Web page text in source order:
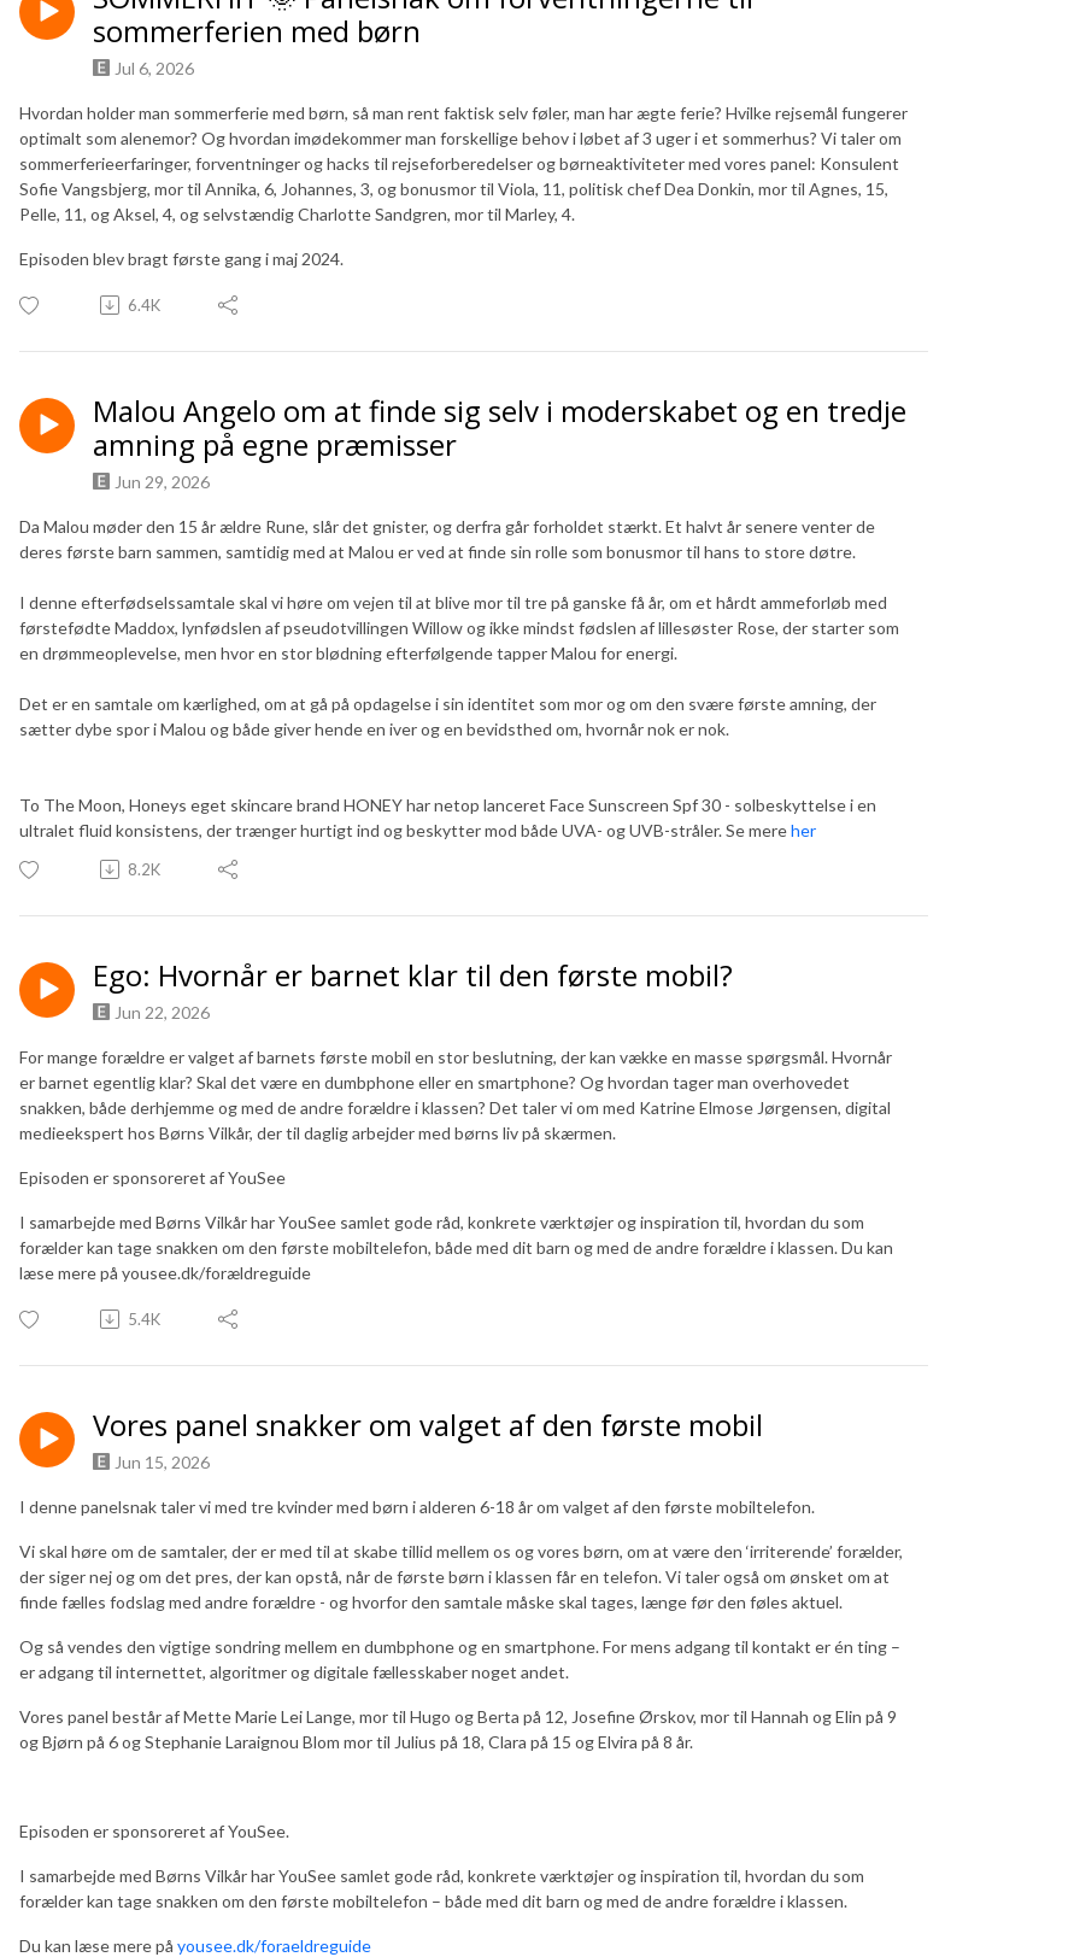
sommerferien med børn
Jul 6, 2026
Hvordan holder man sommerferie med børn, så man rent faktisk selv føler, man har ægte ferie? Hvilke rejsemål fungerer
optimalt som alenemor? Og hvordan imødekommer man forskellige behov i løbet af 3 uger i et sommerhus? Vi taler om
sommerferieerfaringer, forventninger og hacks til rejseforberedelser og børneaktiviteter med vores panel: Konsulent
Sofie Vangsbjerg, mor til Annika, 6, Johannes, 3, og bonusmor til Viola, 11, politisk chef Dea Donkin, mor til Agnes, 15,
Pelle, 11, og Aksel, 4, og selvstændig Charlotte Sandgren, mor til Marley, 4.
Episoden blev bragt første gang i maj 2024.
6.4K
Malou Angelo om at finde sig selv i moderskabet og en tredje
amning på egne præmisser
Jun 29, 2026
Da Malou møder den 15 år ældre Rune, slår det gnister, og derfra går forholdet stærkt. Et halvt år senere venter de
deres første barn sammen, samtidig med at Malou er ved at finde sin rolle som bonusmor til hans to store døtre.
I denne efterfødselssamtale skal vi høre om vejen til at blive mor til tre på ganske få år, om et hårdt ammeforløb med
førstefødte Maddox, lynfødslen af pseudotvillingen Willow og ikke mindst fødslen af lillesøster Rose, der starter som
en drømmeoplevelse, men hvor en stor blødning efterfølgende tapper Malou for energi.
Det er en samtale om kærlighed, om at gå på opdagelse i sin identitet som mor og om den svære første amning, der
sætter dybe spor i Malou og både giver hende en iver og en bevidsthed om, hvornår nok er nok.
To The Moon, Honeys eget skincare brand HONEY har netop lanceret Face Sunscreen Spf 30 - solbeskyttelse i en
ultralet fluid konsistens, der trænger hurtigt ind og beskytter mod både UVA- og UVB-stråler. Se mereher
8.2K
Ego: Hvornår er barnet klar til den første mobil?
Jun 22, 2026
For mange forældre er valget af barnets første mobil en stor beslutning, der kan vække en masse spørgsmål. Hvornår
er barnet egentlig klar? Skal det være en dumbphone eller en smartphone? Og hvordan tager man overhovedet
snakken, både derhjemme og med de andre forældre i klassen? Det taler vi om med Katrine Elmose Jørgensen, digital
medieekspert hos Børns Vilkår, der til daglig arbejder med børns liv på skærmen.
Episoden er sponsoreret af YouSee
I samarbejde med Børns Vilkår har YouSee samlet gode råd, konkrete værktøjer og inspiration til, hvordan du som
forælder kan tage snakken om den første mobiltelefon, både med dit barn og med de andre forældre i klassen. Du kan
læse mere på yousee.dk/forældreguide
5.4K
Vores panel snakker om valget af den første mobil
Jun 15, 2026
I denne panelsnak taler vi med tre kvinder med børn i alderen 6-18 år om valget af den første mobiltelefon.
Vi skal høre om de samtaler, der er med til at skabe tillid mellem os og vores børn, om at være den ‘irriterende’ forælder,
der siger nej og om det pres, der kan opstå, når de første børn i klassen får en telefon. Vi taler også om ønsket om at
finde fælles fodslag med andre forældre - og hvorfor den samtale måske skal tages, længe før den føles aktuel.
Og så vendes den vigtige sondring mellem en dumbphone og en smartphone. For mens adgang til kontakt er én ting –
er adgang til internettet, algoritmer og digitale fællesskaber noget andet.
Vores panel består af Mette Marie Lei Lange, mor til Hugo og Berta på 12, Josefine Ørskov, mor til Hannah og Elin på 9
og Bjørn på 6 og Stephanie Laraignou Blom mor til Julius på 18, Clara på 15 og Elvira på 8 år.
Episoden er sponsoreret af YouSee.
I samarbejde med Børns Vilkår har YouSee samlet gode råd, konkrete værktøjer og inspiration til, hvordan du som
forælder kan tage snakken om den første mobiltelefon – både med dit barn og med de andre forældre i klassen.
Du kan læse mere på yousee.dk/foraeldreguide